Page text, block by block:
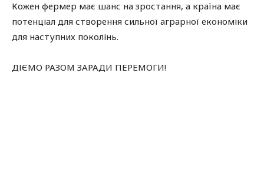
Кожен фермер має шанс на зростання, а країна має
потенціал для створення сильної аграрної економіки
для наступних поколінь.
ДІЄМО РАЗОМ ЗАРАДИ ПЕРЕМОГИ!